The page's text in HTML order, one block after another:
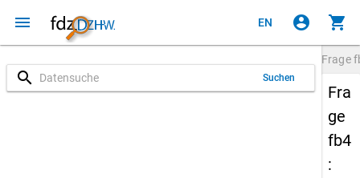
menu EN account_circle shopping_cart
search Suchen
Frage
Fra
ge
fb4
: